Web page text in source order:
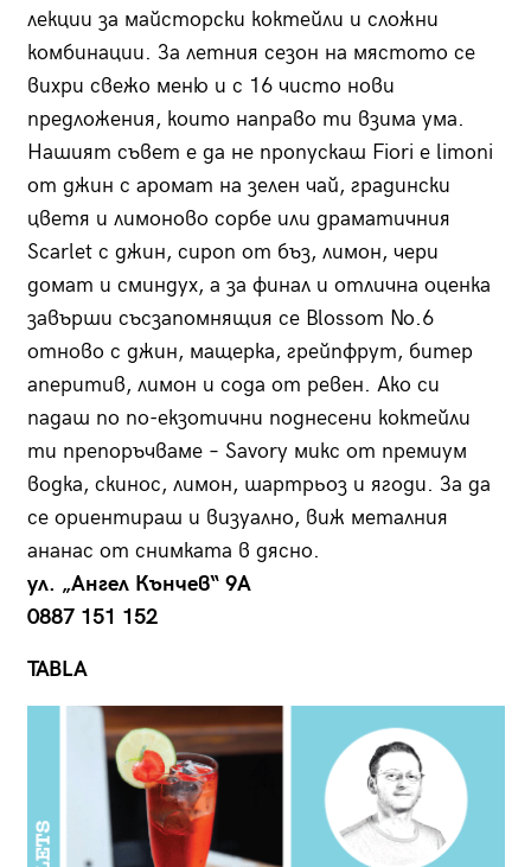
лекции за майсторски коктейли и сложни
комбинации. За летния сезон на мястото се
вихри свежо меню и с 16 чисто нови
предложения, които направо ти взима ума.
Нашият съвет е да не пропускаш Fiori e limoni
от джин с аромат на зелен чай, градински
цветя и лимоново сорбе или драматичния
Scarlet с джин, сироп от бъз, лимон, чери
домат и сминдух, а за финал и отлична оценка
завърши съсзапомнящия се Blossom No.6
отново с джин, мащерка, грейпфрут, битер
аперитив, лимон и сода от ревен. Ако си
падаш по по-екзотични поднесени коктейли
ти препоръчваме – Savory микс от премиум
водка, скинос, лимон, шартрьоз и ягоди. За да
се ориентираш и визуално, виж металния
ананас от снимката в дясно.
ул. „Ангел Кънчев“ 9А
0887 151 152
TABLA